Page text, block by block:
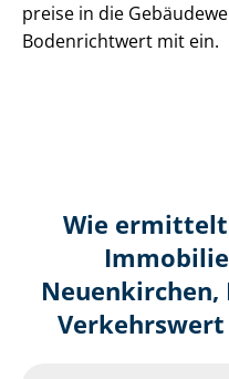
prei­se in die
Bodenrichtwert mit ein.
Wie